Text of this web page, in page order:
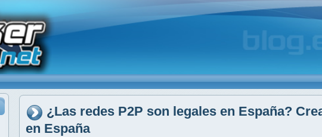
¿Las redes P2P son legales en España?
en España